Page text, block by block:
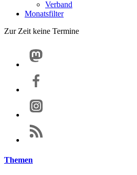
Verband
Monatsfilter
Zur Zeit keine Termine
Themen